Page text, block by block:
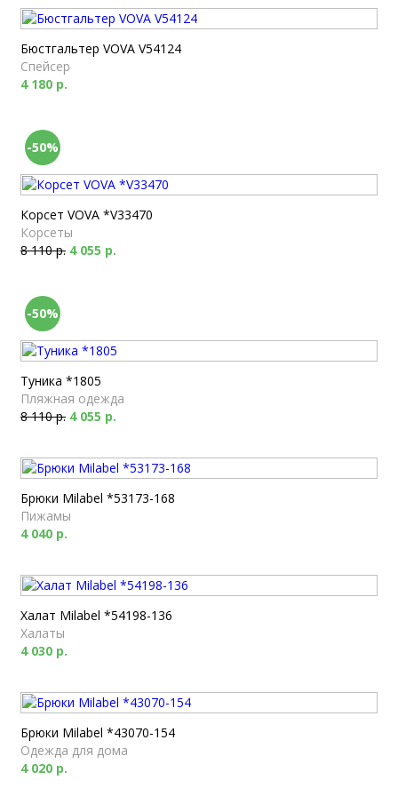
Бюстгальтер VOVA V54124
Спейсер
4 180 р.
-50%
Корсет VOVA *V33470
Корсеты
8 110 р. 4 055 р.
-50%
Туника *1805
Пляжная одежда
8 110 р. 4 055 р.
Брюки Milabel *53173-168
Пижамы
4 040 р.
Халат Milabel *54198-136
Халаты
4 030 р.
Брюки Milabel *43070-154
Одежда для дома
4 020 р.